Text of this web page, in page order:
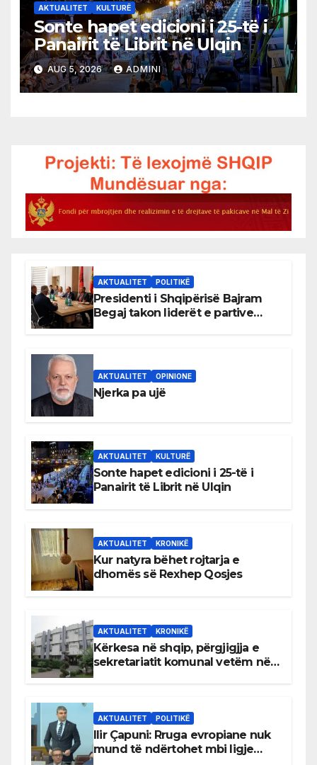
AKTUALITET KULTURË
Sonte hapet edicioni i 25-të i
Panairit të Librit në Ulqin
AUG 5, 2026 ADMINI
AKTUALITET POLITIKË
Presidenti i Shqipërisë Bajram
Begaj takon liderët e partive
AKTUALITET OPINIONE
Njerka pa ujë
AKTUALITET KULTURË
Sonte hapet edicioni i 25-të i
Panairit të Librit në Ulqin
AKTUALITET KRONIKË
Kur natyra bëhet rojtarja e
dhomës së Rexhep Qosjes
AKTUALITET KRONIKË
Kërkesa në shqip, përgjigjja e
sekretariatit komunal vetëm në
AKTUALITET POLITIKË
Ilir Çapuni: Rruga evropiane nuk
mund të ndërtohet mbi ligje